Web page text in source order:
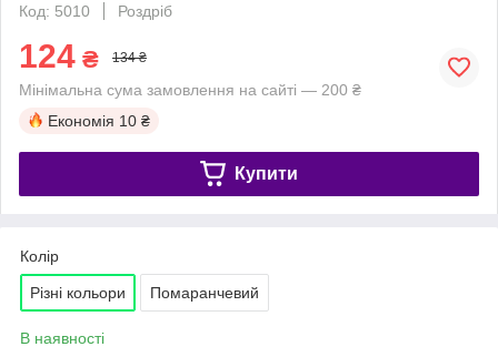
Код: 5010
Роздріб
124 ₴ 134 ₴
Мінімальна сума замовлення на сайті — 200 ₴
Економія 10 ₴
Купити
Колір
Різні кольори Помаранчевий
В наявності